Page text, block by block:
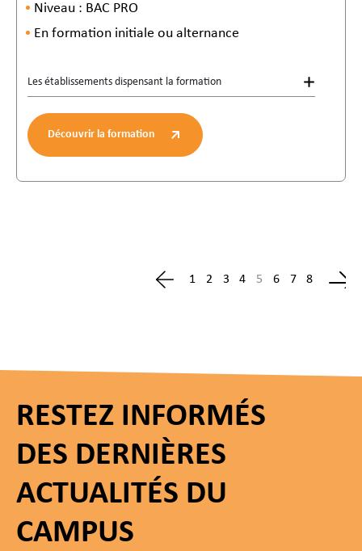
Niveau : BAC PRO
En formation initiale ou alternance
Les établissements dispensant la formation
Découvrir la formation
1 2 3 4 5 6 7 8
RESTEZ INFORMÉS
DES DERNIÈRES
ACTUALITÉS DU
CAMPUS